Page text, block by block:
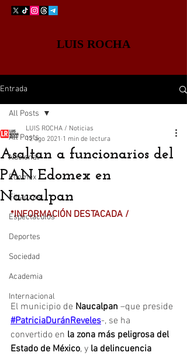
LUIS ROCHA
Entrada
All Posts
Nacional
Edomex
Finanzas
Espectáculos
Deportes
Sociedad
Academia
Internacional
All Posts
Asaltan a funcionarios del
PAN Edomex en
Naucalpan
LUIS ROCHA / Noticias
12 ago 2021 1 min de lectura
*INFORMACIÓN DESTACADA /
El municipio de Naucalpan –que preside
#PatriciaDuránReveles-, se ha
convertido en la zona más peligrosa del
Estado de México, y la delincuencia